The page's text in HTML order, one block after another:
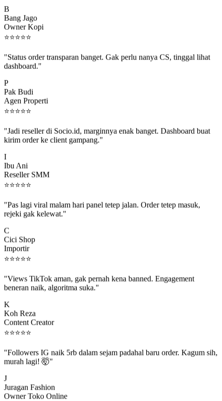
Bang Jago
Owner Kopi
⭐⭐⭐⭐⭐
dashboard."
Pak Budi
Agen Properti
⭐⭐⭐⭐⭐
kirim order ke client gampang."
Ibu Ani
Reseller SMM
⭐⭐⭐⭐⭐
rejeki gak kelewat."
Cici Shop
Importir
⭐⭐⭐⭐⭐
beneran naik, algoritma suka."
Koh Reza
Content Creator
⭐⭐⭐⭐⭐
murah lagi! 🤯"
Juragan Fashion
Owner Toko Online
⭐⭐⭐⭐⭐